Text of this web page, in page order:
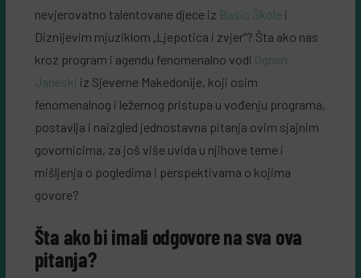
nevjerovatno talentovane djece iz Basic Škole i
Diznijevim mjuziklom „Ljepotica i zvjer“? Šta ako nas
kroz program i agendu fenomenalno vodi Ognen
Janeski iz Sjeverne Makedonije, koji osim
fenomenalnog i ležernog pristupa u vođenju programa,
postavlja i naizgled jednostavna pitanja ovim sjajnim
govornicima, za još više uvida u njihove teme i
mišljenja o pogledima i perspektivama o kojima
govore?
Šta ako bi imali odgovore na sva ova
pitanja?